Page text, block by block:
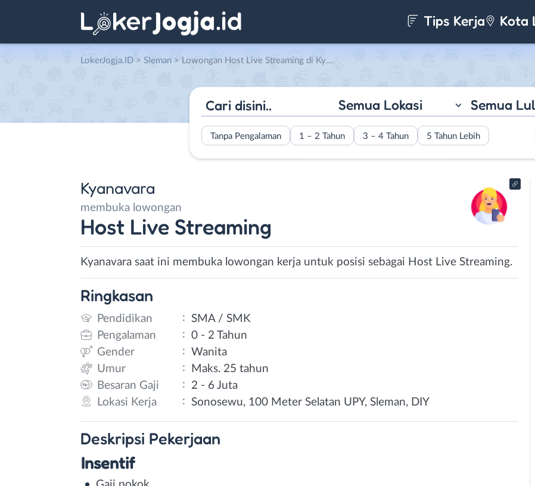
Tips Kerja Kota
LokerJogja.ID > Sleman > Lowongan Host Live Streaming di Kyanavara
Semua Lokasi Semua
Tanpa Pengalaman 1 – 2 Tahun 3 – 4 Tahun 5 Tahun Lebih
Kyanavara
membuka lowongan
Host Live Streaming
Kyanavara saat ini membuka lowongan kerja untuk posisi sebagai Host Live Streaming.
Ringkasan
Pendidikan : SMA / SMK
Pengalaman
: 0 - 2 Tahun
Gender
: Wanita
Umur
:
Maks. 25 tahun
Besaran Gaji
:
2 - 6 Juta
Lokasi Kerja
: Sonosewu, 100 Meter Selatan UPY, Sleman, DIY
Deskripsi Pekerjaan
Insentif